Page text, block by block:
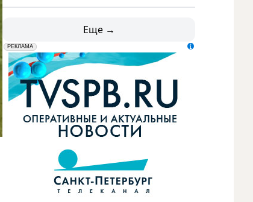
Еще →
erid: LdtCK5udn
РЕКЛАМА
АО "ГАТР", ИНН: 7841320717